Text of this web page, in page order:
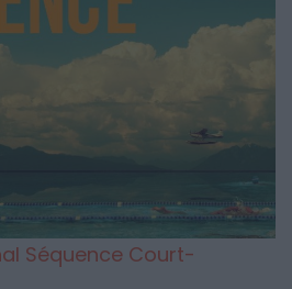
Séquence Court-